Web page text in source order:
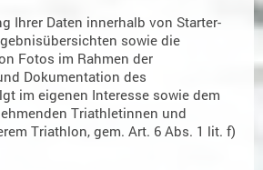
Ihrer Daten innerhalb von Starter-
sowie die
Fotos im Rahmen der
Dokumentation des
im eigenen Interesse sowie dem
Triathletinnen und
Triathlon, gem. Art. 6 Abs. 1 lit. f)